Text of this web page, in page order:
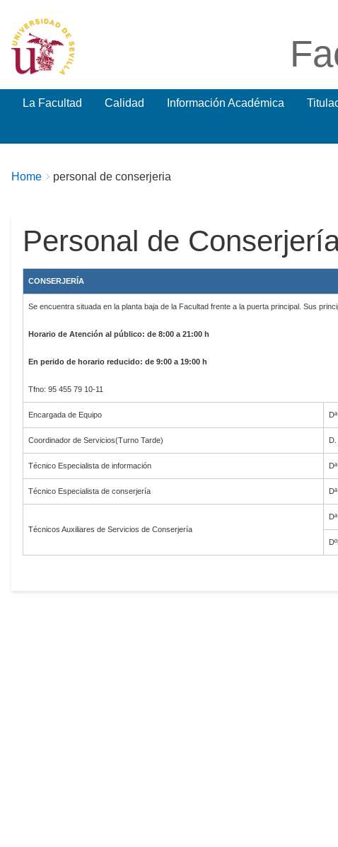
La Facultad Calidad Información Académica
Breadcrumbs
You
Home personal de conserjeria
Personal de
CONSERJERÍA
Se encuentra situada en la planta baja de la Facultad frente a la puerta principal. Sus
Horario de Atención al público: de 8:00 a 21:00 h
En perido de horario reducido: de 9:00 a 19:00 h
Tfno: 95 455 79 10-11
Encargada de Equipo
Coordinador de Servicios(Turno Tarde)
Técnico Especialista de información
Técnico Especialista de conserjería
Técnicos Auxiliares de Servicios de Conserjería